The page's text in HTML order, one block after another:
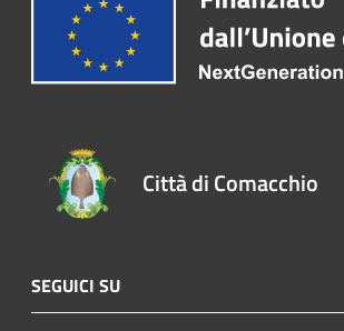
Città di Comacchio
SEGUICI SU